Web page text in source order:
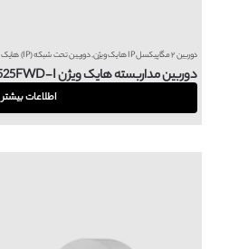
دوربین ۲ مگاپیکسل IP هایک ویژن ,دوربین تحت شبکه (IP) هایک ویژن
دوربین مداربسته هایک ویژن DS-2CD2525FWD-I
اطلاعات بیشتر